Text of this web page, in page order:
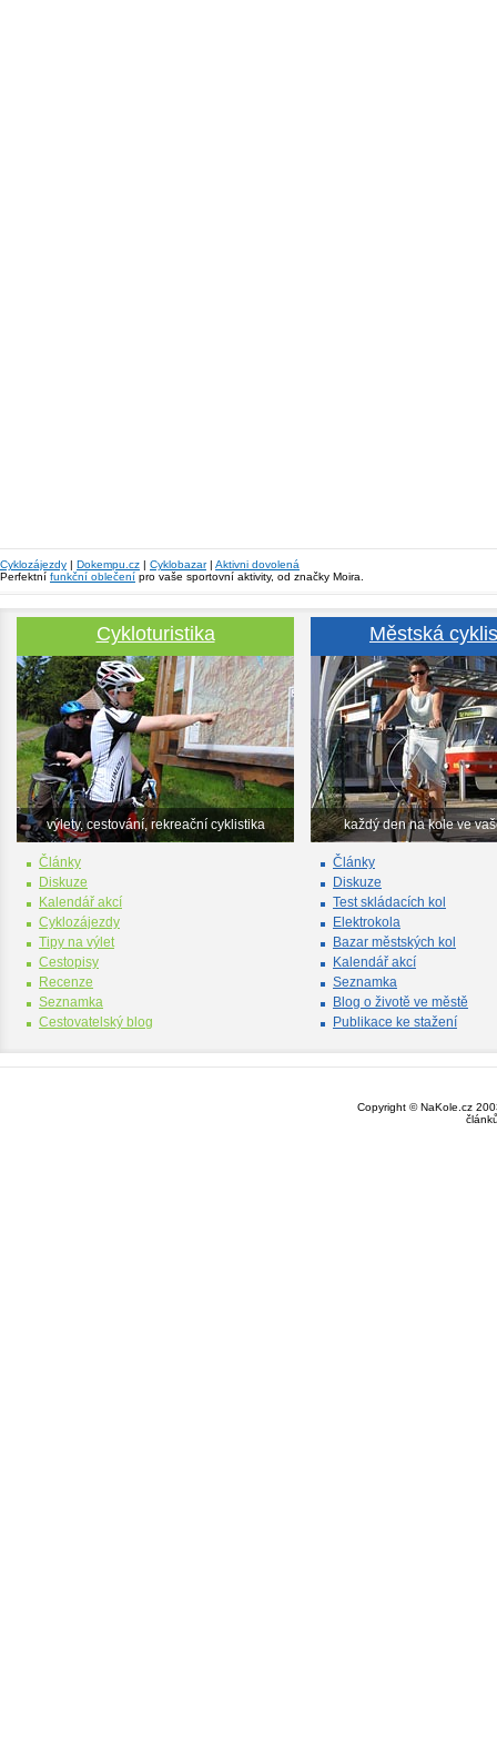
Cyklozájezdy | Dokempu.cz | Cyklobazar| Aktivni dovolená
Perfektní funkční oblečení pro vaše sportovní aktivity, od značky Moira.
Cykloturistika
výlety, cestování, rekreační cyklistika
Články
Diskuze
Kalendář akcí
Cyklozájezdy
Tipy na výlet
Cestopisy
Recenze
Seznamka
Cestovatelský blog
Městská
každý den na kole ve
Články
Diskuze
Test skládacích kol
Elektrokola
Bazar městských kol
Kalendář akcí
Seznamka
Blog o životě ve městě
Publikace ke stažení
Copyright © NaKole.cz